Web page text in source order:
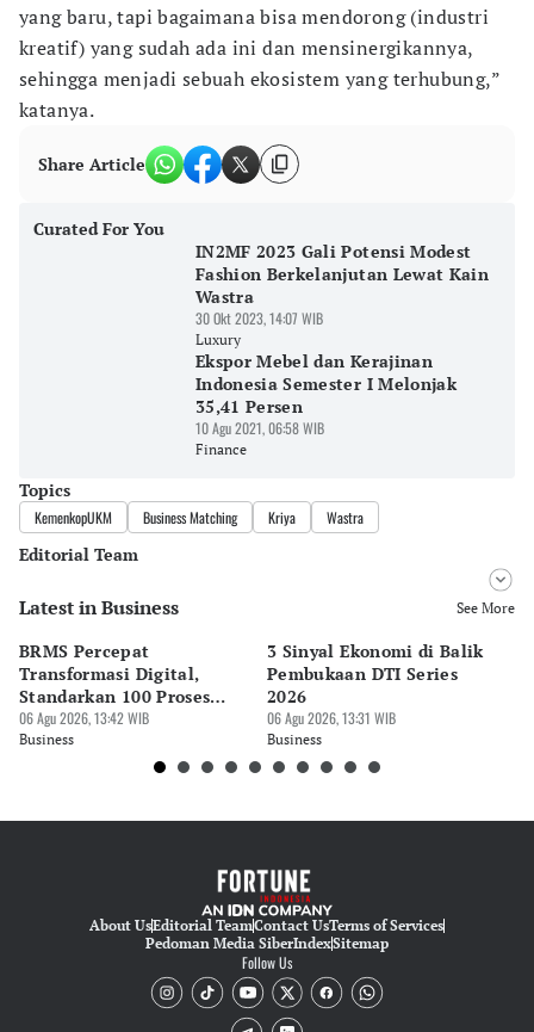
yang baru, tapi bagaimana bisa mendorong (industri
kreatif) yang sudah ada ini dan mensinergikannya,
sehingga menjadi sebuah ekosistem yang terhubung,”
katanya.
Share Article
Curated For You
IN2MF 2023 Gali Potensi Modest
Fashion Berkelanjutan Lewat Kain
Wastra
30 Okt 2023, 14:07 WIB
Luxury
Ekspor Mebel dan Kerajinan
Indonesia Semester I Melonjak
35,41 Persen
10 Agu 2021, 06:58 WIB
Finance
Topics
KemenkopUKM Business Matching Kriya Wastra
Editorial Team
Editor
Editor
Ekarina .
Latest in Business See More
BRMS Percepat
Transformasi Digital,
Standarkan 100 Proses
Bisnis
06 Agu 2026, 13:42 WIB
Business
3 Sinyal Ekonomi di Balik
Pembukaan DTI Series
2026
06 Agu 2026, 13:31 WIB
Business
About UsEditorial TeamContact UsTerms of Services
Pedoman Media SiberIndexSitemap
Follow Us